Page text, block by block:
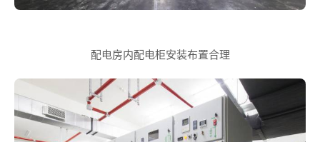
配电房内配电柜安装布置合理